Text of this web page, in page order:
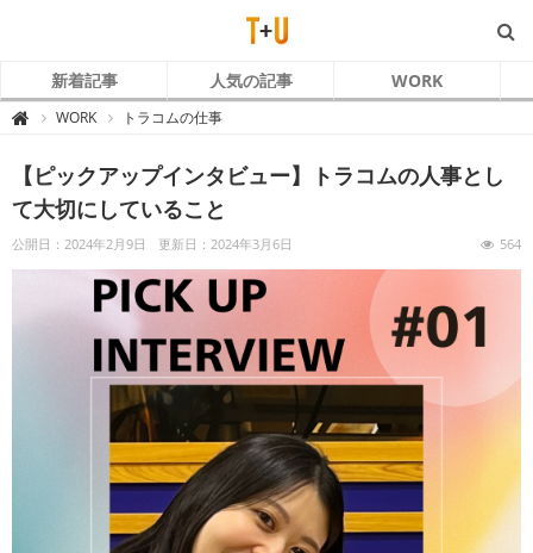
新着記事 人気の記事 WORK

ト
ラ
コ
ム
あ
た
WORK トラコムの仕事
【ピックアップインタビュー】トラコムの人事とし
て大切にしていること
公開日：2024年2月9日 更新日：2024年3月6日 564